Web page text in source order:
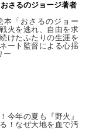
さるのジョージ著者
本「おさるのジョー
火を逃れ、自由を求
けたふたりの生涯を
ート監督による心揺
ー
今年の夏も『野火』
！なぜ大地を血で汚